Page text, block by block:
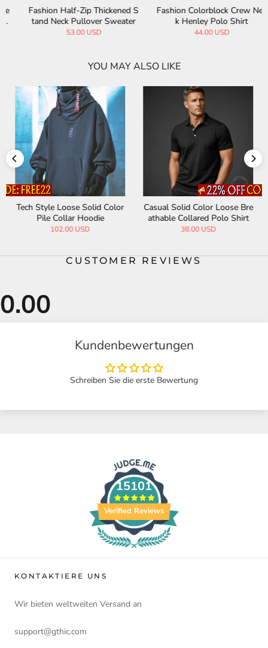
Fashion Half-Zip Thickened S
tand Neck Pullover Sweater
53.00 USD
Fashion Colorblock Crew Nec
k Henley Polo Shirt
44.00 USD
YOU MAY ALSO LIKE
Tech Style Loose Solid Color
Pile Collar Hoodie
102.00 USD
Casual Solid Color Loose Bre
athable Collared Polo Shirt
38.00 USD
CUSTOMER REVIEWS
Kundenbewertungen
Schreiben Sie die erste Bewertung
15101
Verified Reviews
KONTAKTIERE UNS
Wir bieten weltweiten Versand an
support@gthic.com